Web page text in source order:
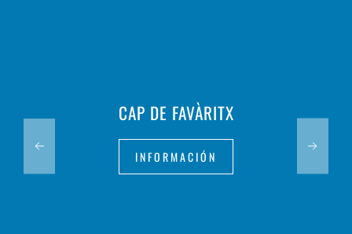
CAP DE FAVÀRITX
INFORMACIÓN